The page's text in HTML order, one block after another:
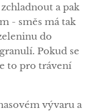
a pak
- směs má tak
do
Pokud se
to pro trávení
vývaru a